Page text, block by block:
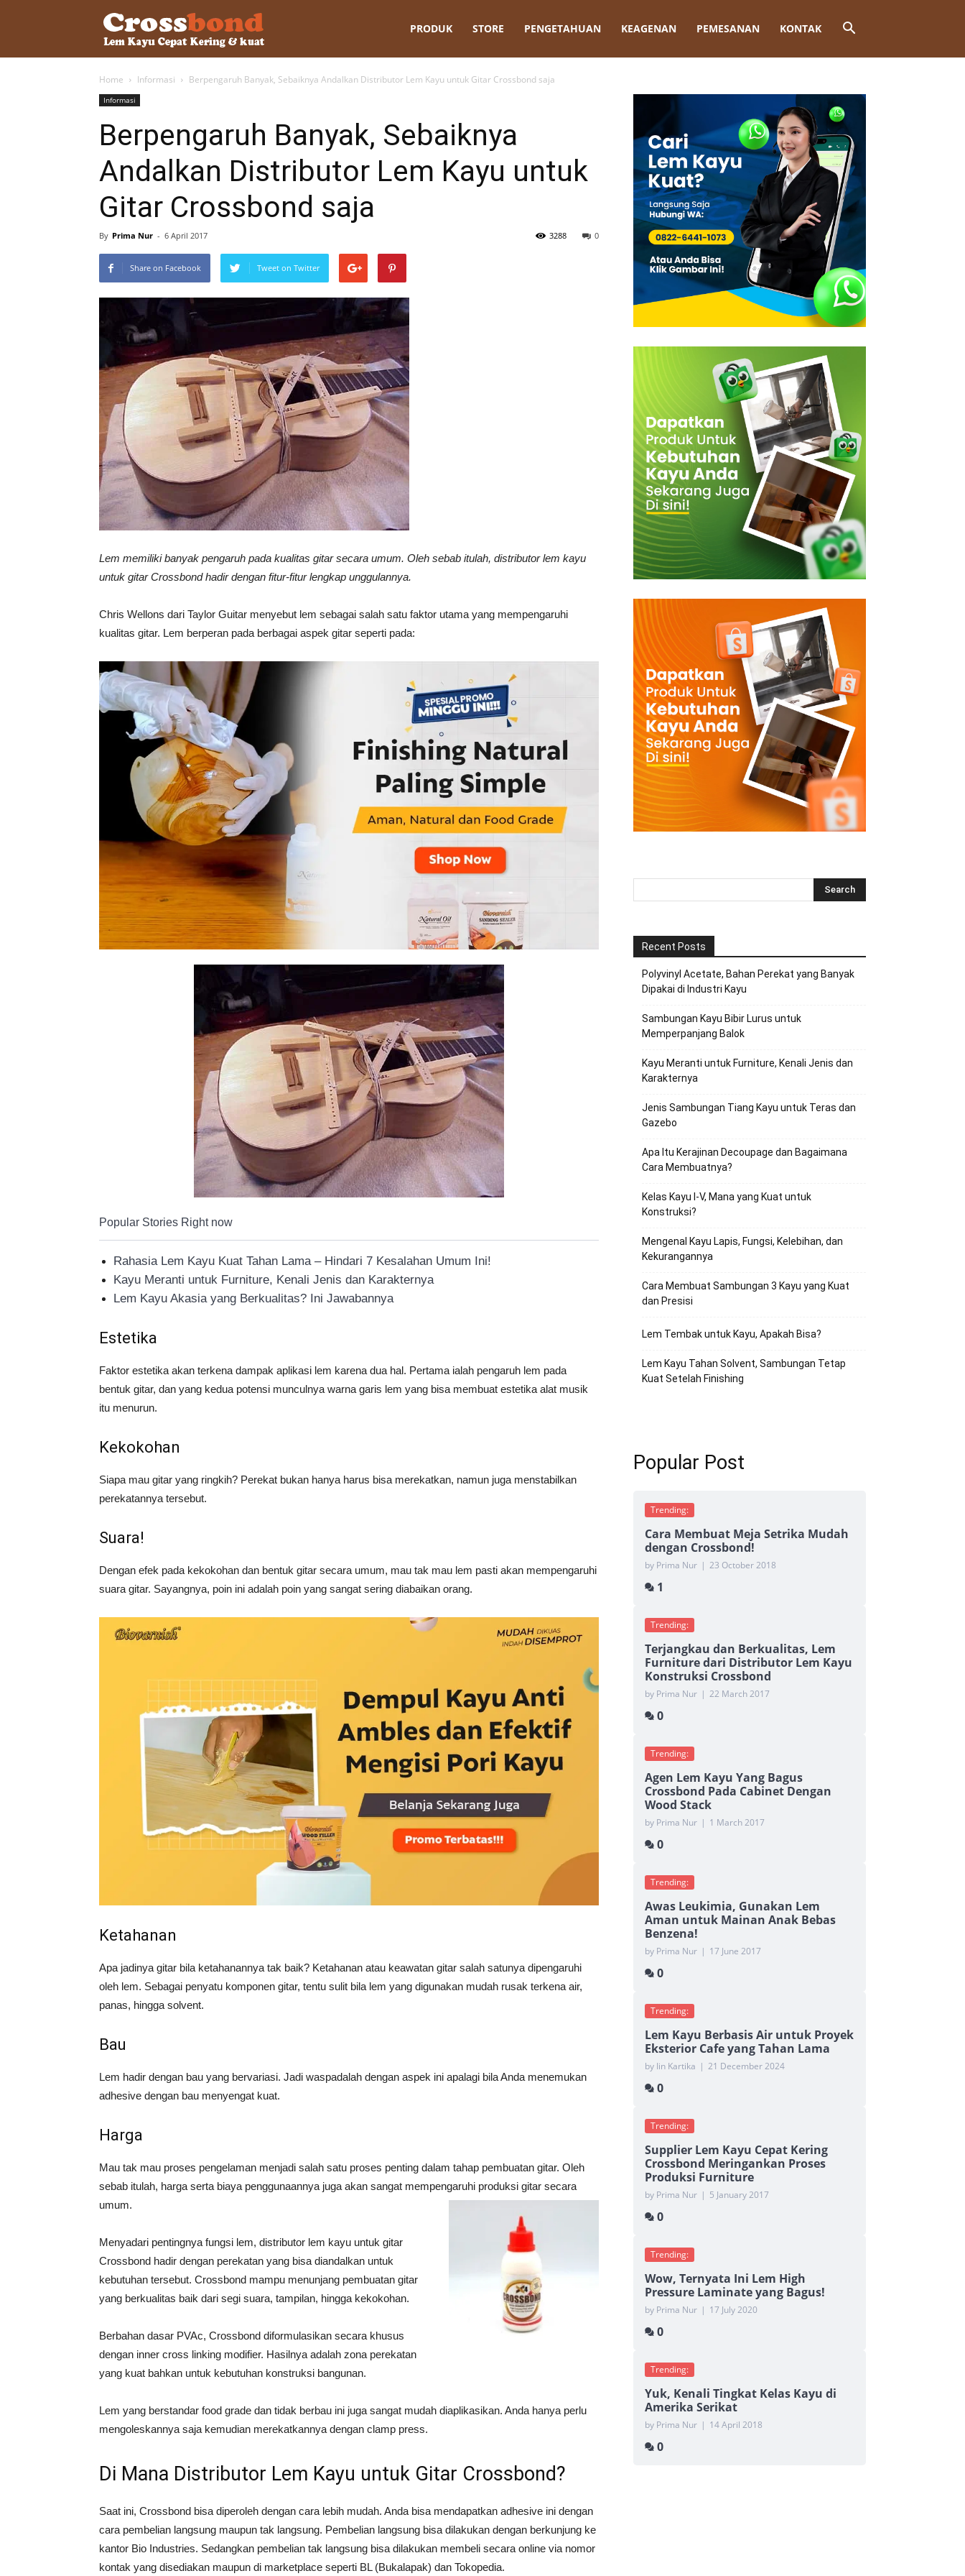
–
Lem
Kayu,
HPL,
Kertas,
Vinyl
Cepat
Kering,
Tahan
PRODUK STORE PENGETAHUAN KEAGENAN PEMESANAN KONTAK
Home Informasi Berpengaruh Banyak, Sebaiknya Andalkan Distributor Lem Kayu untuk Gitar Crossbond saja
Informasi
Berpengaruh Banyak, Sebaiknya
Andalkan Distributor Lem Kayu untuk
Gitar Crossbond saja
By Prima Nur - 6 April 2017 0
3288
Share on Facebook Tweet on Twitter
Lem memiliki banyak pengaruh pada kualitas gitar secara umum. Oleh sebab itulah, distributor lem kayu
untuk gitar Crossbond hadir dengan fitur-fitur lengkap unggulannya.
Chris Wellons dari Taylor Guitar menyebut lem sebagai salah satu faktor utama yang mempengaruhi
kualitas gitar. Lem berperan pada berbagai aspek gitar seperti pada:
Popular Stories Right now
Rahasia Lem Kayu Kuat Tahan Lama – Hindari 7 Kesalahan Umum Ini!
Kayu Meranti untuk Furniture, Kenali Jenis dan Karakternya
Lem Kayu Akasia yang Berkualitas? Ini Jawabannya
Estetika
Faktor estetika akan terkena dampak aplikasi lem karena dua hal. Pertama ialah pengaruh lem pada
bentuk gitar, dan yang kedua potensi munculnya warna garis lem yang bisa membuat estetika alat musik
itu menurun.
Kekokohan
Siapa mau gitar yang ringkih? Perekat bukan hanya harus bisa merekatkan, namun juga menstabilkan
perekatannya tersebut.
Suara!
Dengan efek pada kekokohan dan bentuk gitar secara umum, mau tak mau lem pasti akan mempengaruhi
suara gitar. Sayangnya, poin ini adalah poin yang sangat sering diabaikan orang.
Ketahanan
Apa jadinya gitar bila ketahanannya tak baik? Ketahanan atau keawatan gitar salah satunya dipengaruhi
oleh lem. Sebagai penyatu komponen gitar, tentu sulit bila lem yang digunakan mudah rusak terkena air,
panas, hingga solvent.
Bau
Lem hadir dengan bau yang bervariasi. Jadi waspadalah dengan aspek ini apalagi bila Anda menemukan
adhesive dengan bau menyengat kuat.
Harga
Mau tak mau proses pengelaman menjadi salah satu proses penting dalam tahap pembuatan gitar. Oleh
sebab itulah, harga serta biaya penggunaannya juga akan sangat mempengaruhi produksi gitar secara
umum.
Menyadari pentingnya fungsi lem, distributor lem kayu untuk gitar
Crossbond hadir dengan perekatan yang bisa diandalkan untuk
kebutuhan tersebut. Crossbond mampu menunjang pembuatan gitar
yang berkualitas baik dari segi suara, tampilan, hingga kekokohan.
Berbahan dasar PVAc, Crossbond diformulasikan secara khusus
dengan inner cross linking modifier. Hasilnya adalah zona perekatan
yang kuat bahkan untuk kebutuhan konstruksi bangunan.
Lem yang berstandar food grade dan tidak berbau ini juga sangat mudah diaplikasikan. Anda hanya perlu
mengoleskannya saja kemudian merekatkannya dengan clamp press.
Di Mana Distributor Lem Kayu untuk Gitar Crossbond?
Saat ini, Crossbond bisa diperoleh dengan cara lebih mudah. Anda bisa mendapatkan adhesive ini dengan
cara pembelian langsung maupun tak langsung. Pembelian langsung bisa dilakukan dengan berkunjung ke
kantor Bio Industries. Sedangkan pembelian tak langsung bisa dilakukan membeli secara online via nomor
kontak yang disediakan maupun di marketplace seperti BL (Bukalapak) dan Tokopedia.
Recent Posts
Polyvinyl Acetate, Bahan Perekat yang Banyak
Dipakai di Industri Kayu
Sambungan Kayu Bibir Lurus untuk
Memperpanjang Balok
Kayu Meranti untuk Furniture, Kenali Jenis dan
Karakternya
Jenis Sambungan Tiang Kayu untuk Teras dan
Gazebo
Apa Itu Kerajinan Decoupage dan Bagaimana
Cara Membuatnya?
Kelas Kayu I-V, Mana yang Kuat untuk
Konstruksi?
Mengenal Kayu Lapis, Fungsi, Kelebihan, dan
Kekurangannya
Cara Membuat Sambungan 3 Kayu yang Kuat
dan Presisi
Lem Tembak untuk Kayu, Apakah Bisa?
Lem Kayu Tahan Solvent, Sambungan Tetap
Kuat Setelah Finishing
Popular Post
Trending:
Cara Membuat Meja Setrika Mudah
dengan Crossbond!
by Prima Nur | 23 October 2018
1
Trending:
Terjangkau dan Berkualitas, Lem
Furniture dari Distributor Lem Kayu
Konstruksi Crossbond
by Prima Nur | 22 March 2017
0
Trending:
Agen Lem Kayu Yang Bagus
Crossbond Pada Cabinet Dengan
Wood Stack
by Prima Nur | 1 March 2017
0
Trending:
Awas Leukimia, Gunakan Lem
Aman untuk Mainan Anak Bebas
Benzena!
by Prima Nur | 17 June 2017
0
Trending:
Lem Kayu Berbasis Air untuk Proyek
Eksterior Cafe yang Tahan Lama
by Iin Kartika | 21 December 2024
0
Trending:
Supplier Lem Kayu Cepat Kering
Crossbond Meringankan Proses
Produksi Furniture
by Prima Nur | 5 January 2017
0
Trending:
Wow, Ternyata Ini Lem High
Pressure Laminate yang Bagus!
by Prima Nur | 17 July 2020
0
Trending:
Yuk, Kenali Tingkat Kelas Kayu di
Amerika Serikat
by Prima Nur | 14 April 2018
0